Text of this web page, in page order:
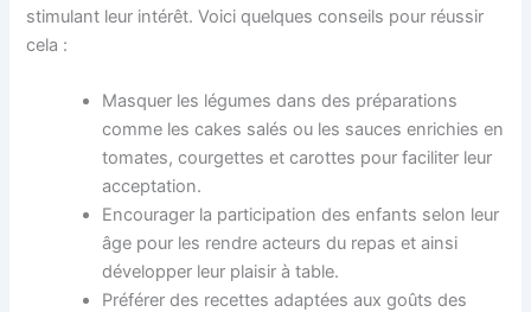
stimulant leur intérêt. Voici quelques conseils pour réussir
cela :
Masquer les légumes dans des préparations
comme les cakes salés ou les sauces enrichies en
tomates, courgettes et carottes pour faciliter leur
acceptation.
Encourager la participation des enfants selon leur
âge pour les rendre acteurs du repas et ainsi
développer leur plaisir à table.
Préférer des recettes adaptées aux goûts des